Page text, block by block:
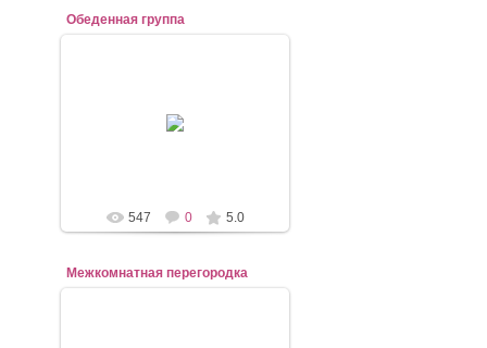
Обеденная группа
547 0 5.0
Межкомнатная перегородка